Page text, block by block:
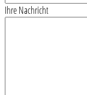
Ihre Nachricht